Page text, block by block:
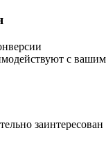
с вашим
заинтересован